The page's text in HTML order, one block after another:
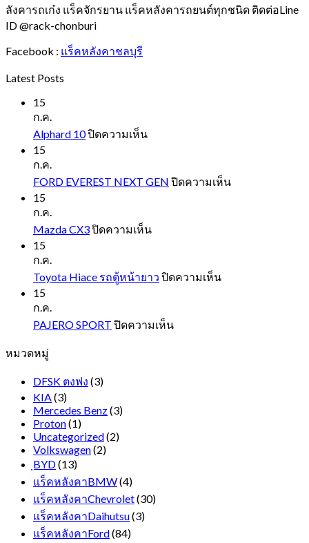
ลังคารถเก๋ง แร็คจักรยาน แร็คหลังคารถยนต์ทุกชนิด ติดต่อLine
ID @rack-chonburi
Facebook : แร็คหลังคาชลบุรี
Latest Posts
15
ก.ค.
Alphard 10ปิดความเห็นบน
15
ก.ค.
FORD EVEREST NEXT GEN ปิดความเห็นบน
15
ก.ค.
Mazda CX3ปิดความเห็นบน
15
ก.ค.
Toyota Hiace รถตู้หน้ายาว ปิดความเห็นบน
15
ก.ค.
PAJERO SPORT ปิดความเห็นบน
หมวดหมู่
DFSK ตงฟง (3)
KIA(3)
Mercedes Benz(3)
Proton(1)
Uncategorized(2)
Volkswagen(2)
ฺBYD(13)
แร็คหลังคาBMW(4)
แร็คหลังคาChevrolet(30)
แร็คหลังคาDaihutsu(3)
แร็คหลังคาFord(84)